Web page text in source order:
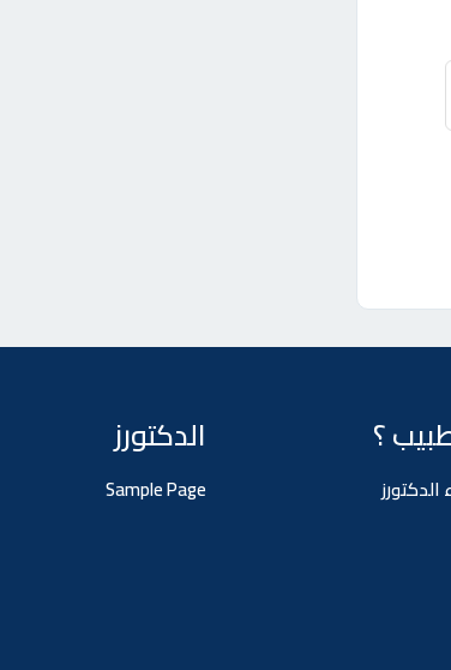
؟ الدكتورز
Sample Page